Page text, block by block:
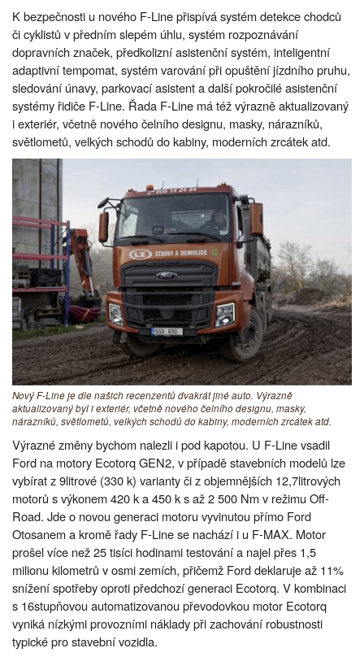
K bezpečnosti u nového F-Line přispívá systém detekce chodců
či cyklistů v předním slepém úhlu, systém rozpoznávání
dopravních značek, předkolizní asistenční systém, inteligentní
adaptivní tempomat, systém varování při opuštění jízdního pruhu,
sledování únavy, parkovací asistent a další pokročilé asistenční
systémy řidiče F-Line. Řada F-Line má též výrazně aktualizovaný
i exteriér, včetně nového čelního designu, masky, nárazníků,
světlometů, velkých schodů do kabiny, moderních zrcátek atd.
Nový F-Line je dle našich recenzentů dvakrát jiné auto. Výrazně
aktualizovaný byl i exteriér, včetně nového čelního designu, masky,
nárazníků, světlometů, velkých schodů do kabiny, moderních zrcátek atd.
Výrazné změny bychom nalezli i pod kapotou. U F-Line vsadil
Ford na motory Ecotorq GEN2, v případě stavebních modelů lze
vybírat z 9litrové (330 k) varianty či z objemnějších 12,7litrových
motorů s výkonem 420 k a 450 k s až 2 500 Nm v režimu Off-
Road. Jde o novou generaci motoru vyvinutou přímo Ford
Otosanem a kromě řady F-Line se nachází i u F-MAX. Motor
prošel více než 25 tisíci hodinami testování a najel přes 1,5
milionu kilometrů v osmi zemích, přičemž Ford deklaruje až 11%
snížení spotřeby oproti předchozí generaci Ecotorq. V kombinaci
s 16stupňovou automatizovanou převodovkou motor Ecotorq
vyniká nízkými provozními náklady při zachování robustnosti
typické pro stavební vozidla.